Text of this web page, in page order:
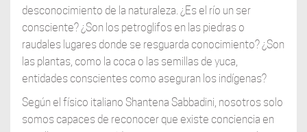
desconocimiento de la naturaleza. ¿Es el río un ser
consciente? ¿Son los petroglifos en las piedras o
raudales lugares donde se resguarda conocimiento? ¿Son
las plantas, como la coca o las semillas de yuca,
entidades conscientes como aseguran los indígenas?
Según el físico italiano Shantena Sabbadini, nosotros solo
somos capaces de reconocer que existe conciencia en